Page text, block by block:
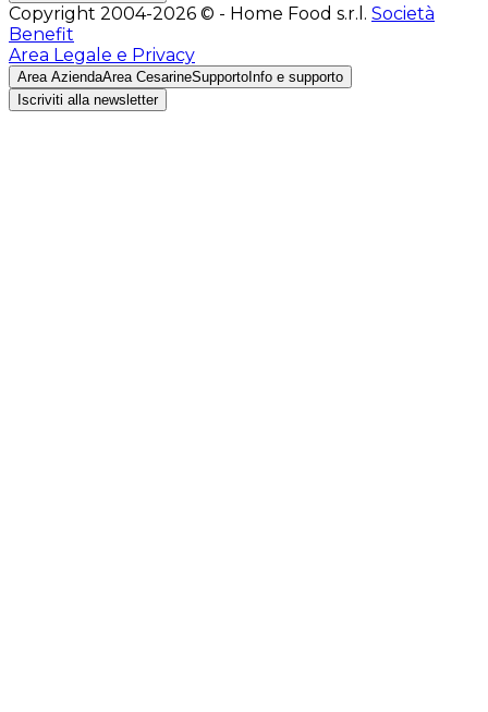
Copyright 2004-2026 © - Home Food s.r.l. Società
Benefit
Area Legale e Privacy
Area AziendaArea CesarineSupporto Info e supporto
Iscriviti alla newsletter